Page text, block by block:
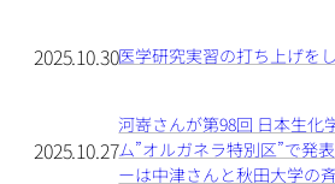
2025.10.30医学研究実習の打ち上げを
2025.10.27
河嵜さんが第98回 日本生化
ム”オルガネラ特別区”で発
ーは中津さんと秋田大学の